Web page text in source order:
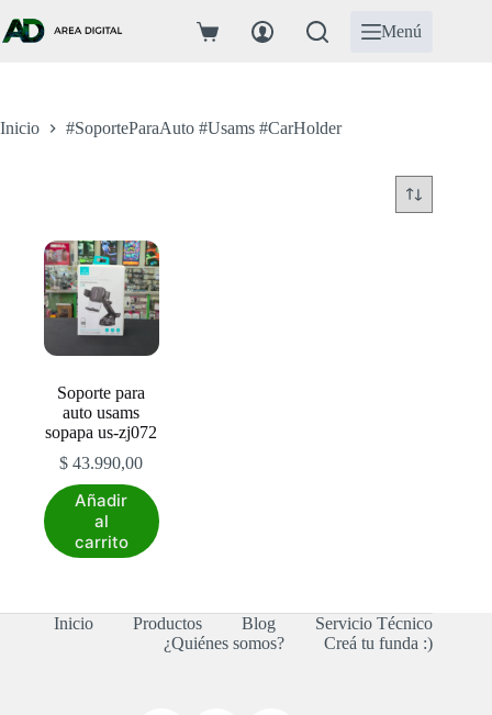
al
contenido
Carro
Menú
Inicio #SoporteParaAuto #Usams #CarHolder
Soporte para
auto usams
sopapa us-zj072
$ 43.990,00
Añadir
al
carrito
Inicio Productos Blog
Servicio Técnico
¿Quiénes somos?
Creá tu funda :)